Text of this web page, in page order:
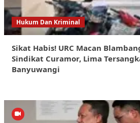
Hukum Dan Kriminal
Sikat Habis! URC Macan
Sindikat Curamor, Lima
Banyuwangi